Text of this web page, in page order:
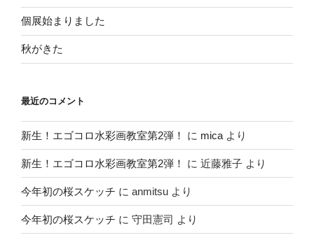
個展始まりました
秋がきた
最近のコメント
新生！エゴコロ水彩画教室第2弾！ に mica より
新生！エゴコロ水彩画教室第2弾！ に 近藤雅子 より
今年初の桜スケッチ に anmitsu より
今年初の桜スケッチ に 守田憲司 より